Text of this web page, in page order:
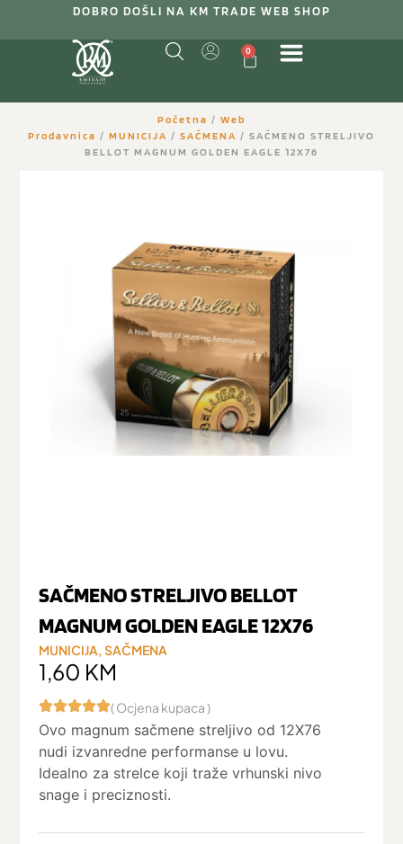
DOBRO DOŠLI NA KM TRADE WEB SHOP
0
Početna / Web
Prodavnica / MUNICIJA / SAČMENA / SAČMENO STRELJIVO
BELLOT MAGNUM GOLDEN EAGLE 12X76
SAČMENO STRELJIVO BELLOT
MAGNUM GOLDEN EAGLE 12X76
MUNICIJA,SAČMENA
1,60 KM
( Ocjena kupaca )
Ovo magnum sačmene streljivo od 12X76
nudi izvanredne performanse u lovu.
Idealno za strelce koji traže vrhunski nivo
snage i preciznosti.